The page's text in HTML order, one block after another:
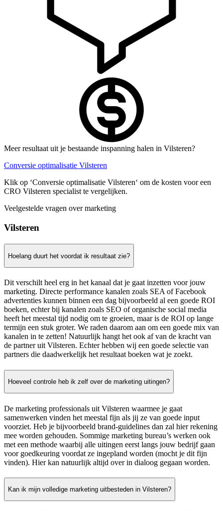
Meer resultaat uit je bestaande inspanning halen in Vilsteren?
Conversie optimalisatie Vilsteren
Klik op ‘Conversie optimalisatie Vilsteren‘ om de kosten voor een
CRO Vilsteren specialist te vergelijken.
Veelgestelde vragen over marketing
Vilsteren
Hoelang duurt het voordat ik resultaat zie?
Dit verschilt heel erg in het kanaal dat je gaat inzetten voor jouw
marketing. Directe performance kanalen zoals SEA of Facebook
advertenties kunnen binnen een dag bijvoorbeeld al een goede ROI
boeken, echter bij kanalen zoals SEO of organische social media
heeft het meestal tijd nodig om te groeien, maar is de ROI op lange
termijn een stuk groter. We raden daarom aan om een goede mix van
kanalen in te zetten! Natuurlijk hangt het ook af van de kracht van
de partner uit Vilsteren. Echter hebben wij een goede selectie van
partners die daadwerkelijk het resultaat boeken wat je zoekt.
Hoeveel controle heb ik zelf over de marketing uitingen?
De marketing professionals uit Vilsteren waarmee je gaat
samenwerken vinden het meestal fijn als jij ze van goede input
voorziet. Heb je bijvoorbeeld brand-guidelines dan zal hier rekening
mee worden gehouden. Sommige marketing bureau’s werken ook
met een methode waarbij alle uitingen eerst langs jouw bedrijf gaan
voor goedkeuring voordat ze ingepland worden (mocht je dit fijn
vinden). Hier kan natuurlijk altijd over in dialoog gegaan worden.
Kan ik mijn volledige marketing uitbesteden in Vilsteren?